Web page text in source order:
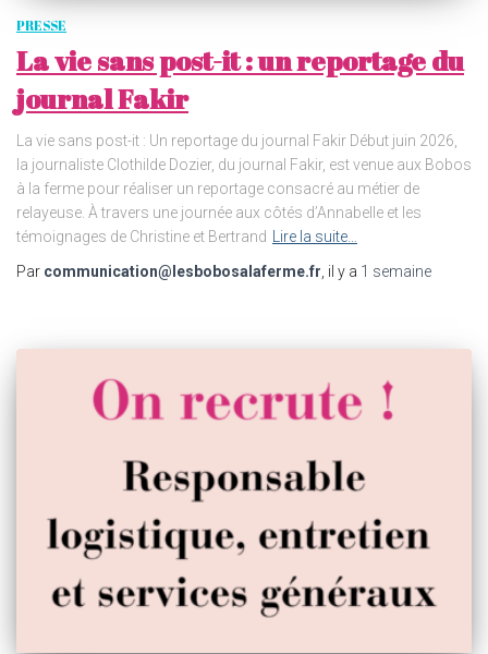
PRESSE
La vie sans post-it : un reportage du
journal Fakir
La vie sans post-it : Un reportage du journal Fakir Début juin 2026,
la journaliste Clothilde Dozier, du journal Fakir, est venue aux Bobos
à la ferme pour réaliser un reportage consacré au métier de
relayeuse. À travers une journée aux côtés d’Annabelle et les
témoignages de Christine et Bertrand Lire la suite…
Par communication@lesbobosalaferme.fr, il y a 1 semaine